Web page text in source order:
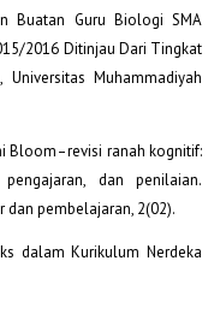
Buatan Guru Biologi SMA
2016 Ditinjau Dari Tingkat
Muhammadiyah
Bloom–revisi ranah kognitif:
dan penilaian.
dan pembelajaran, 2(02).
dalam Kurikulum Nerdeka